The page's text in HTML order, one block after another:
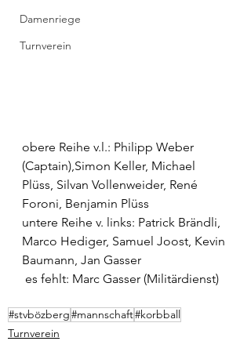
Damenriege
Turnverein
obere Reihe v.l.: Philipp Weber
(Captain),Simon Keller, Michael
Plüss, Silvan Vollenweider, René
Foroni, Benjamin Plüss
untere Reihe v. links: Patrick Brändli,
Marco Hediger, Samuel Joost, Kevin
Baumann, Jan Gasser
es fehlt: Marc Gasser (Militärdienst)
#stvbözberg#mannschaft#korbball
Turnverein